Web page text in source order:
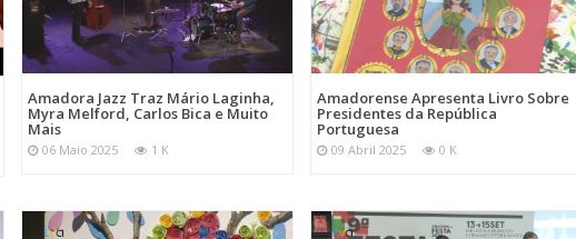
Amadora Jazz Traz Mário Laginha,
Myra Melford, Carlos Bica e Muito
Mais
06 Maio 2025 1 K
Amadorense Apresenta Livro Sobre
Presidentes da República
Portuguesa
09 Abril 2025 0 K